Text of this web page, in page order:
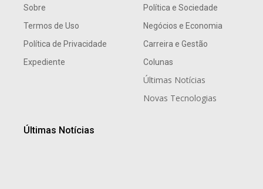
Sobre
Termos de Uso
Política de Privacidade
Expediente
Política e Sociedade
Negócios e Economia
Carreira e Gestão
Colunas
Últimas Notícias
Novas Tecnologias
Últimas Notícias